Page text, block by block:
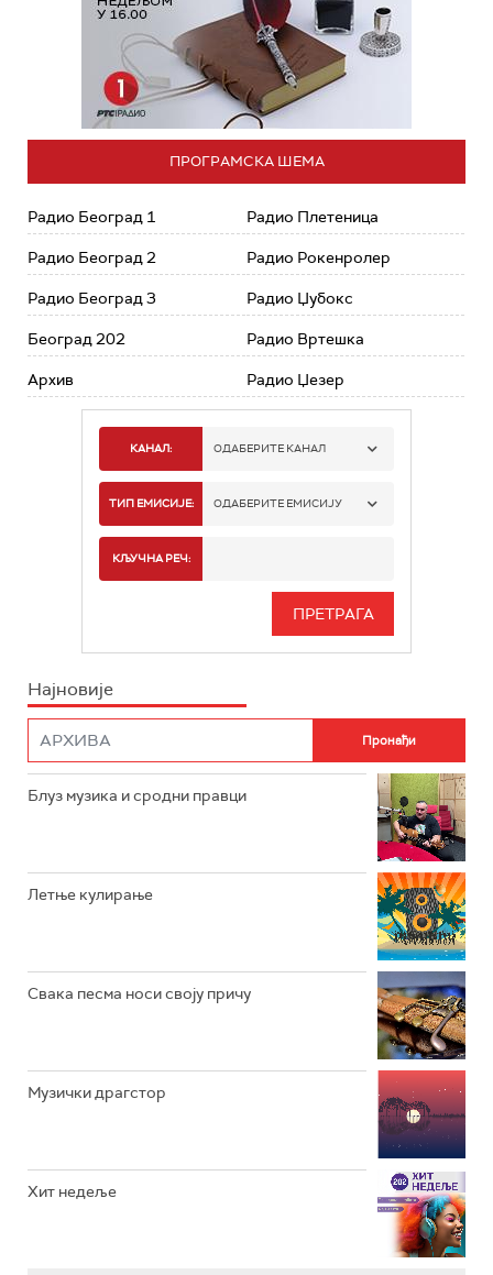
ПРОГРАМСКА ШЕМА
Радио Београд 1
Радио Београд 2
Радио Београд 3
Београд 202
Архив
Радио Плетеница
Радио Рокенролер
Радио Џубокс
Радио Вртешка
Радио Џезер
КАНАЛ: ОДАБЕРИТЕ КАНАЛ
РАДИО БЕОГРАД 1
РАДИО БЕОГРАД 3
РАДИО РОКЕНРОЛЕР
РАДИО ЏЕЗЕР
ТИП ЕМИСИЈЕ: ОДАБЕРИТЕ ЕМИСИЈУ
ИНФО
КЉУЧНА РЕЧ:
Најновије
Блуз музика и сродни правци
Летње кулирање
Свака песма носи своју причу
Музички драгстор
Хит недеље